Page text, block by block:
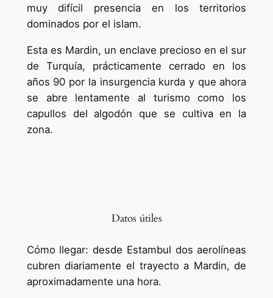
muy difícil presencia en los territorios
dominados por el islam.
Esta es Mardin, un enclave precioso en el sur
de Turquía, prácticamente cerrado en los
años 90 por la insurgencia kurda y que ahora
se abre lentamente al turismo como los
capullos del algodón que se cultiva en la
zona.
Datos útiles
Cómo llegar: desde Estambul dos aerolíneas
cubren diariamente el trayecto a Mardin, de
aproximadamente una hora.